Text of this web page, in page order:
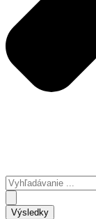
Search
...
Výsledky